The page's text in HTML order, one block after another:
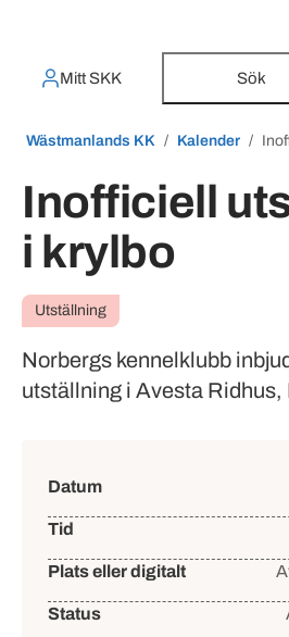
Mitt SKK Sök
Wästmanlands KK Kalender
Inofficiell
i krylbo
Utställning
Norbergs kennelklubb
utställning i Avesta Ridhus,
Datum
Tid
Plats eller digitalt
Status